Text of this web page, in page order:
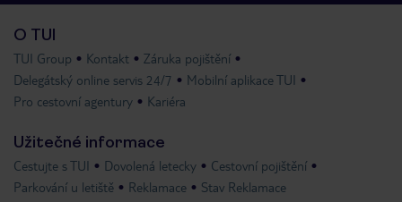
O TUI
TUI Group Kontakt
Záruka pojištění
Delegátský online servis 24/7
Mobilní aplikace TUI
Pro cestovní agentury
Kariéra
Užitečné informace
Cestujte s TUI Dovolená letecky
Cestovní pojištění
Parkování u letiště
Reklamace Stav Reklamace